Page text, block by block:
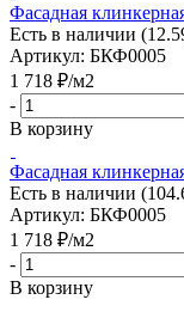
Фасадная
Есть в наличии
Артикул: БКФ0005
1 718 ₽/м2
-
В корзину
Фасадная
Есть в наличии
Артикул: БКФ0005
1 718 ₽/м2
-
В корзину